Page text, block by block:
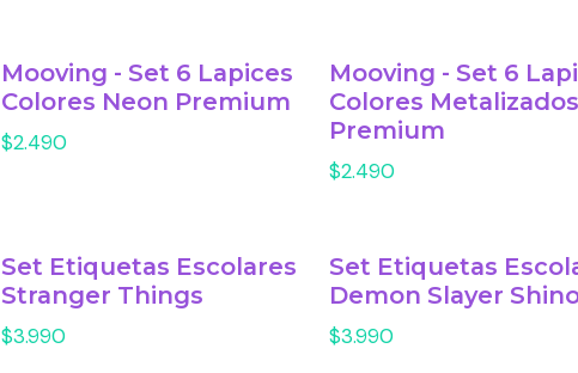
Mooving - Set 6 Lapices
Colores Neon Premium
$2.490
Mooving - Set 6
Colores Metalizados
Premium
$2.490
Set Etiquetas Escolares
Stranger Things
$3.990
Set Etiquetas
Demon Slayer
$3.990